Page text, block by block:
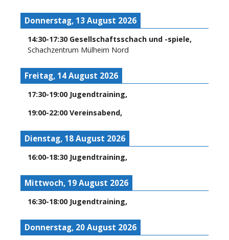
Donnerstag, 13 August 2026
14:30-17:30 Gesellschaftsschach und -spiele,
Schachzentrum Mülheim Nord
Freitag, 14 August 2026
17:30-19:00 Jugendtraining,
19:00-22:00 Vereinsabend,
Dienstag, 18 August 2026
16:00-18:30 Jugendtraining,
Mittwoch, 19 August 2026
16:30-18:00 Jugendtraining,
Donnerstag, 20 August 2026